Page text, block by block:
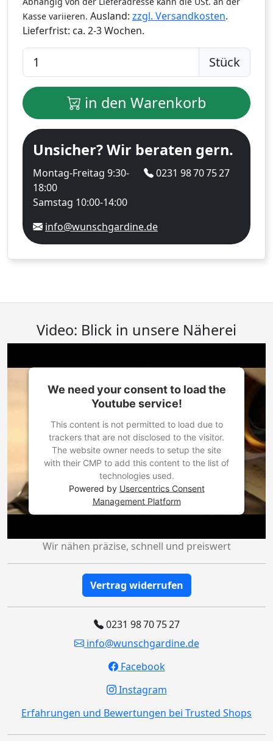
Kasse variieren. Ausland: zzgl. Versandkosten.
Lieferfrist: ca. 2-3 Wochen.
Stück
in den Warenkorb
Unsicher? Wir beraten gern.
Montag-Freitag 9:30-
18:00
Samstag 10:00-14:00
0231 98 70 75 27
info@wunschgardine.de
Video: Blick in unsere Näherei
We need your consent to load the
Youtube service!
This content is not permitted to load due to
trackers that are not disclosed to the visitor.
The website owner needs to setup the site
with their CMP to add this content to the list of
technologies used.
Powered by Usercentrics Consent
Management Platform
Wir nähen präzise, schnell und preiswert
Vertrag widerrufen
0231 98 70 75 27
info@wunschgardine.de
Facebook
Instagram
Erfahrungen und Bewertungen bei Trusted Shops